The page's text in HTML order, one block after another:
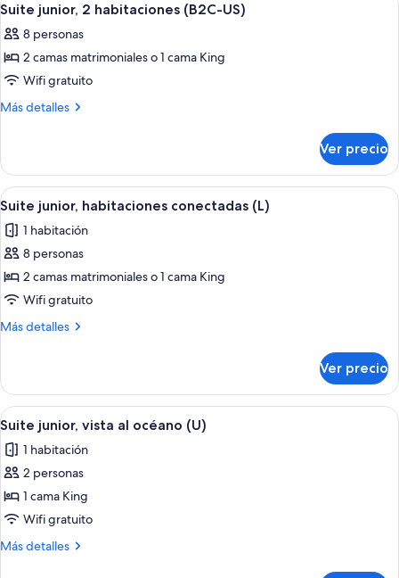
todas
las
fotos
de
Suite
habitaciones
(B2C-
US)
4
Suite junior, 2 habitaciones (B2C-US)
8 personas
2 camas matrimoniales o 1 cama King
Wifi gratuito
Más detalles
Más
junior,
habitaciones
US)
Ver precio
Abrir
todas
las
fotos
de
Suite
junior,
(L)
Habitación de hotel con una cama
4
Suite junior, habitaciones conectadas (L)
1 habitación
8 personas
2 camas matrimoniales o 1 cama King
Wifi gratuito
Más detalles
Más
junior,
habitaciones
conectadas
Ver precio
Abrir
todas
las
fotos
de
Suite
junior,
Habitación de hotel con una cama
4
Suite junior, vista al océano (U)
1 habitación
2 personas
1 cama King
Wifi gratuito
Más detalles
Más